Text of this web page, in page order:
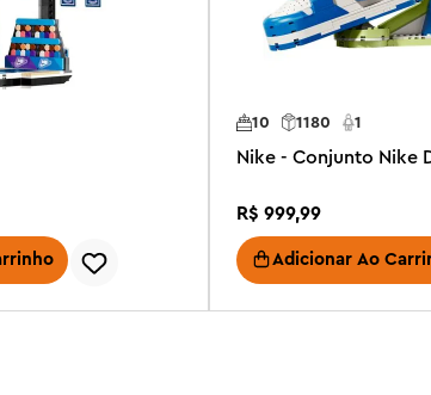
1180
10 1
Nike - Conjunto Nike
R$ 999,99
Adicionar Ao